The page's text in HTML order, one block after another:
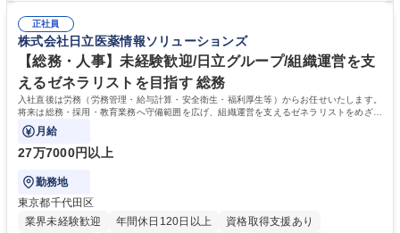
でも質問・相談できる環境が整っているため、安心して成長できます。 募
集職種 【森ビルG】人事・総務◆賞与5ヶ月◆年休120日◆残業少なめ◆
リモート可
務に挑戦できるため、自身の成長と組織への貢献度をダイレクトに実感で
きます。 残業少なめ、週1日リモート可など、ワークライフバランスを保
ち長期活躍できる環境です。 「これまでの幅広い経験を活かし、長期的な
キャリアを築きたい」という前向きな意欲と挑戦を全力で応援します。 学
歴・資格 学歴：大学院 大学 高専 短大 専修学校 高校 語学力： 資格：日商
簿記検定1級 日商簿記検定2級 日商簿記検定3級
正社員
株式会社日立医薬情報ソリューションズ
【総務・人事】未経験歓迎/日立グループ/組織運営を支
えるゼネラリストを目指す 総務
入社直後は労務（労務管理・給与計算・安全衛生・福利厚生等）からお任せいたします。
将来は総務・採用・教育業務へ守備範囲を広げ、組織運営を支えるゼネラリストをめざせ
ます。
月給
27万7000円以上
勤務地
東京都千代田区
業界未経験歓迎
年間休日120日以上
資格取得支援あり